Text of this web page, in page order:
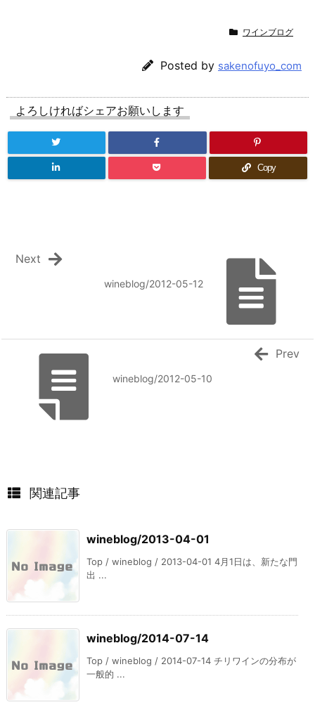
ワインブログ
Posted by sakenofuyo_com
よろしければシェアお願いします
Copy
wineblog/2012-05-12
Next
wineblog/2012-05-10
Prev
関連記事
wineblog/2013-04-01
Top / wineblog / 2013-04-01 4月1日は、新たな門
出 ...
wineblog/2014-07-14
Top / wineblog / 2014-07-14 チリワインの分布が
一般的 ...